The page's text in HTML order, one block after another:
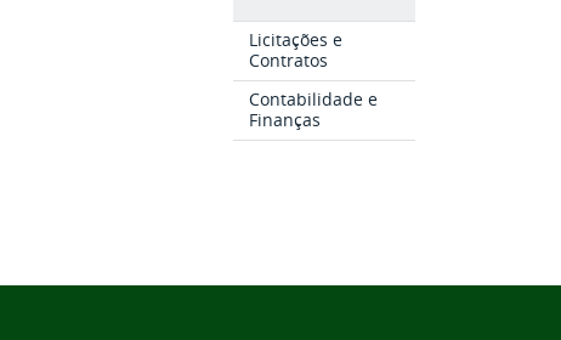
Licitações e
Contratos
Contabilidade e
Finanças